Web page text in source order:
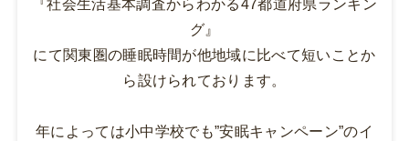
『社会生活基本調査からわかる47都道府県ランキン
グ』
にて関東圏の睡眠時間が他地域に比べて短いことか
ら設けられております。
年によっては小中学校でも”安眠キャンペーン”のイ